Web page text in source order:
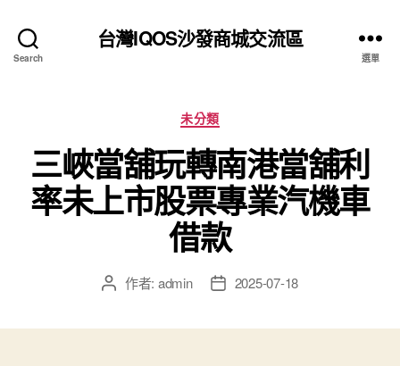
Search
台灣IQOS沙發商城交流區
選單
分
類
未分類
三峽當舖玩轉南港當舖利
率未上市股票專業汽機車
借款
文 作者: admin
文 2025-07-18